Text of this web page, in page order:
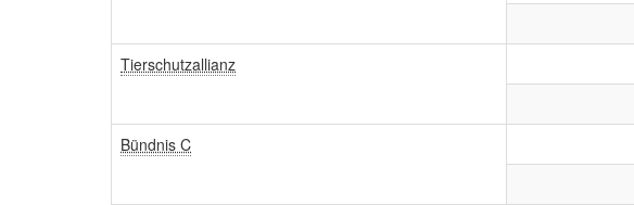
Tierschutzallianz
Bündnis C